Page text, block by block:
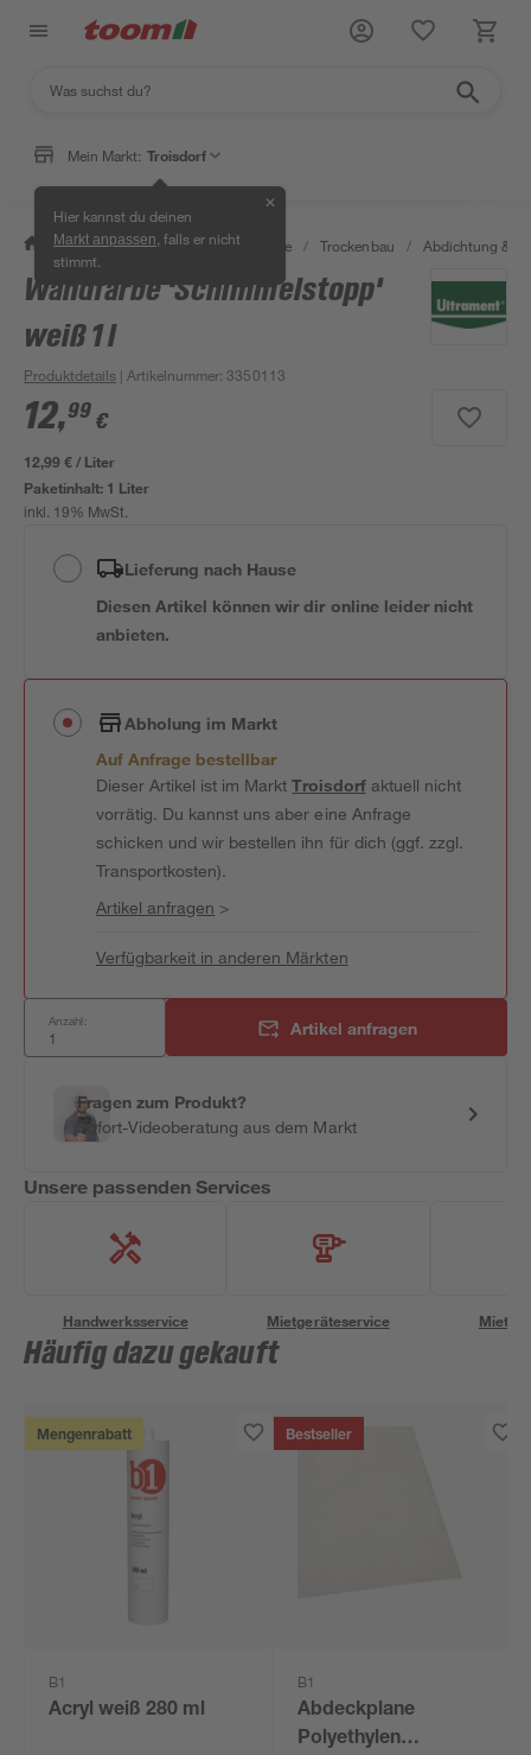
Mein Markt: Troisdorf
Hier kannst du deinen
Markt anpassen , falls er nicht
stimmt.
✕
/ Bauen & Renovieren / Baustoffe / Trockenbau / Abdichtung &
Wandfarbe 'Schimmelstopp'
weiß 1 l
Produktdetails | Artikelnummer:3350113
12,99 €
12,99 € / Liter
Paketinhalt: 1 Liter
inkl. 19% MwSt.
Lieferung nach Hause
Diesen Artikel können wir dir online leider nicht
anbieten.
Abholung im Markt
Auf Anfrage bestellbar
Dieser Artikel ist im MarktTroisdorfaktuell nicht
vorrätig. Du kannst uns aber eine Anfrage
schicken und wir bestellen ihn für dich (ggf. zzgl.
Transportkosten).
Artikel anfragen >
Verfügbarkeit in anderen Märkten
Anzahl: Artikel anfragen
Fragen zum Produkt?
Sofort-Videoberatung aus dem Markt
Unsere passenden Services
Handwerksservice Mietgeräteservice
Häufig dazu gekauft
Mengenrabatt
B1
Acryl weiß 280 ml
Bestseller
B1
Abdeckplane
Polyethylen